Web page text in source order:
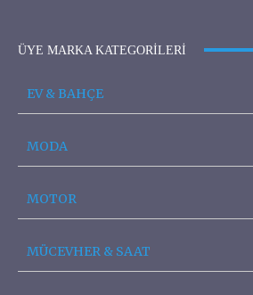
ÜYE MARKA KATEGORILERI
EV & BAHÇE
MODA
MOTOR
MÜCEVHER & SAAT